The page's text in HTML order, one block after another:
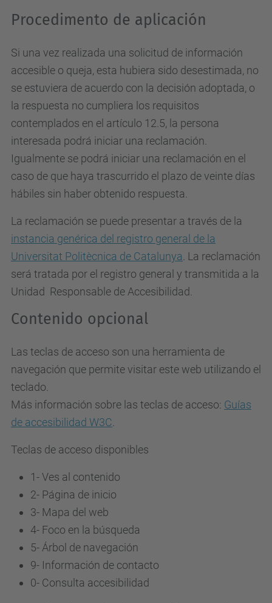
Procedimento de aplicación
Si una vez realizada una solicitud de información
accesible o queja, esta hubiera sido desestimada, no
se estuviera de acuerdo con la decisión adoptada, o
la respuesta no cumpliera los requisitos
contemplados en el artículo 12.5, la persona
interesada podrá iniciar una reclamación.
Igualmente se podrá iniciar una reclamación en el
caso de que haya trascurrido el plazo de veinte días
hábiles sin haber obtenido respuesta.
La reclamación se puede presentar a través de la
instancia genérica del registro general de la
Universitat Politècnica de Catalunya . La reclamación
será tratada por el registro general y transmitida a la
Unidad Responsable de Accesibilidad.
Contenido opcional
Las teclas de acceso son una herramienta de
navegación que permite visitar este web utilizando el
teclado.
Más información sobre las teclas de acceso: Guías
de accesibilidad W3C
Teclas de acceso disponibles
1- Ves al contenido
2- Página de inicio
3- Mapa del web
4- Foco en la búsqueda
5- Árbol de navegación
9- Información de contacto
0- Consulta accesibilidad